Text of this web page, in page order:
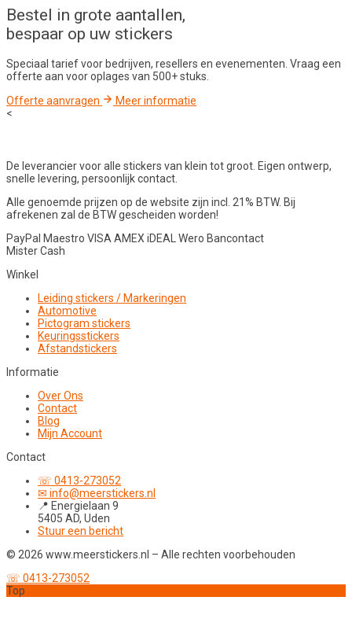
Bestel in grote aantallen,
bespaar op uw stickers
Speciaal tarief voor bedrijven, resellers en evenementen. Vraag een
offerte aan voor oplages van 500+ stuks.
Offerte aanvragen
Meer informatie
<
De leverancier voor alle stickers van klein tot groot. Eigen ontwerp,
snelle levering, persoonlijk contact.
Alle genoemde prijzen op de website zijn incl. 21% BTW. Bij
afrekenen zal de BTW gescheiden worden!
PayPal Maestro VISA AMEX iDEAL Wero Bancontact
Mister Cash
Winkel
Leiding stickers / Markeringen
Automotive
Pictogram stickers
Keuringsstickers
Afstandstickers
Informatie
Over Ons
Contact
Blog
Mijn Account
Contact
☏ 0413-273052
✉ info@meerstickers.nl
📍 Energielaan 9
5405 AD, Uden
Stuur een bericht
© 2026 www.meerstickers.nl – Alle rechten voorbehouden
☏ 0413-273052
Top